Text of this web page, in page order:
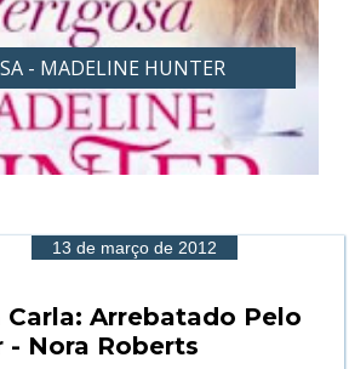
- MADELINE HUNTER
13 de março de 2012
Carla: Arrebatado Pelo
- Nora Roberts